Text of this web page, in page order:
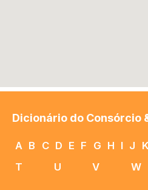
Dicionário do Consórcio
A B C D E F G H I J K
T
U V W